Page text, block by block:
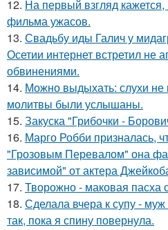
12. На первый взгляд
фильма ужасов.
13. Свадьбу иды Галич у
Осетии интернет встретил не
обвинениями.
14. Можно выдыхать: слухи не
молитвы были услышаны.
15. Закуска "Грибочки -
16. Марго Робби призналась,
"Грозовым Перевалом" она
зависимой" от актера
17. Творожно - маковая пасха
18. Сделала вчера к супу -
так, пока я спину повернула.